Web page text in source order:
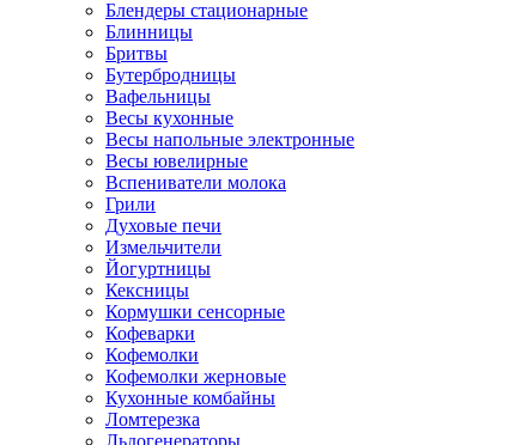
Блендеры стационарные
Блинницы
Бритвы
Бутербродницы
Вафельницы
Весы кухонные
Весы напольные электронные
Весы ювелирные
Вспениватели молока
Грили
Духовые печи
Измельчители
Йогуртницы
Кексницы
Кормушки сенсорные
Кофеварки
Кофемолки
Кофемолки жерновые
Кухонные комбайны
Ломтерезка